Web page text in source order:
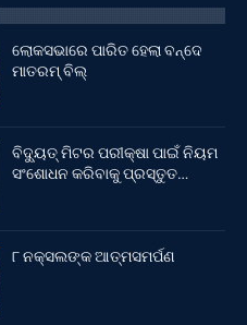
ଲୋକସଭାରେ ପାରିତ ହେଲା ବନ୍ଦେ
ମାତରମ୍‌ ବିଲ୍‌
ବିଦ୍ୟୁତ୍ ମିଟର ପରୀକ୍ଷା ପାଇଁ ନିୟମ
ସଂଶୋଧନ କରିବାକୁ ପ୍ରସ୍ତୁତ…
୮ ନକ୍ସଲଙ୍କ ଆତ୍ମସମର୍ପଣ